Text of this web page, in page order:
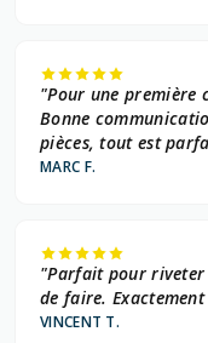
"Pour une première
Bonne
pièces, tout est
MARC F.
"Parfait pour riveter
de faire.
VINCENT T.